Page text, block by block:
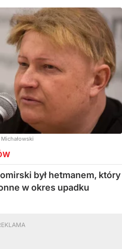
był hetmanem, który
w okres upadku